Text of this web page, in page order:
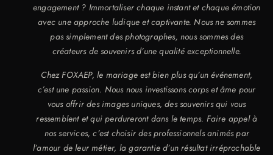
engagement ? Immortaliser chaque instant et chaque émotion
avec une approche ludique et captivante. Nous ne sommes
pas simplement des photographes, nous sommes des
créateurs de souvenirs d’une qualité exceptionnelle.
Chez FOXAEP, le mariage est bien plus qu’un événement,
c’est une passion. Nous nous investissons corps et âme pour
vous offrir des images uniques, des souvenirs qui vous
ressemblent et qui perdureront dans le temps. Faire appel à
nos services, c’est choisir des professionnels animés par
l’amour de leur métier, la garantie d’un résultat irréprochable